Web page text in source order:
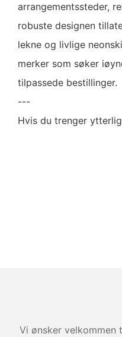
arrangementssteder,
robuste designen
lekne og livlige
merker som søker
tilpassede bestillinger.
---
Hvis du trenger
Vi ønsker velkommen